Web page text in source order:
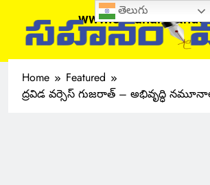
Home
Featured
ద్రవిడ వర్సెస్ గుజరాత్ – అభివృద్ధి
తెలుగు